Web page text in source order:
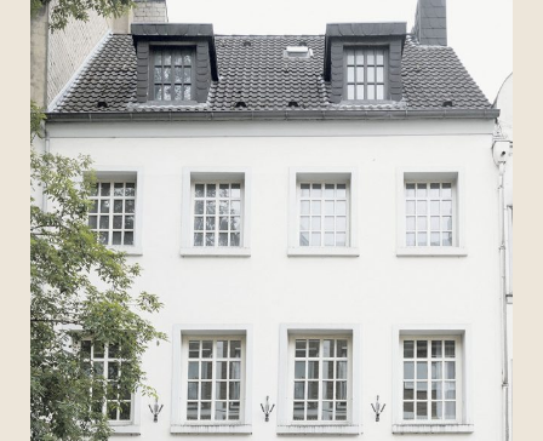
Archiv 2006
Bilder
Videos
Presse
Vermietung
Kontakt
Impressum